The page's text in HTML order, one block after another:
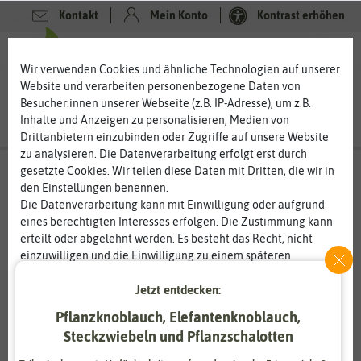
Kontakt Mein Konto Kontrast erhöhen
Wir verwenden Cookies und ähnliche Technologien auf unserer
Website und verarbeiten personenbezogene Daten von
Besucher:innen unserer Webseite (z.B. IP-Adresse), um z.B.
Inhalte und Anzeigen zu personalisieren, Medien von
Drittanbietern einzubinden oder Zugriffe auf unsere Website
zu analysieren. Die Datenverarbeitung erfolgt erst durch
gesetzte Cookies. Wir teilen diese Daten mit Dritten, die wir in
den Einstellungen benennen.
Die Datenverarbeitung kann mit Einwilligung oder aufgrund
eines berechtigten Interesses erfolgen. Die Zustimmung kann
erteilt oder abgelehnt werden. Es besteht das Recht, nicht
einzuwilligen und die Einwilligung zu einem späteren
Informationen zur Verwendung personenbezogener Daten und
Jetzt entdecken:
Pflanzknoblauch, Elefantenknoblauch,
Steckzwiebeln und Pflanzschalotten